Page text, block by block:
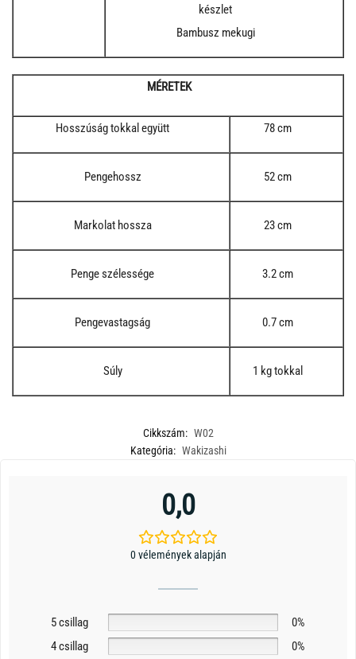
készlet
Bambusz mekugi
MÉRETEK
Hosszúság tokkal együtt 78 cm
Pengehossz 52 cm
Markolat hossza 23 cm
Penge szélessége 3.2 cm
Pengevastagság 0.7 cm
Súly 1 kg tokkal
Cikkszám: W02
Kategória: Wakizashi
0,0
0 vélemények alapján
5 csillag
0%
4 csillag
0%